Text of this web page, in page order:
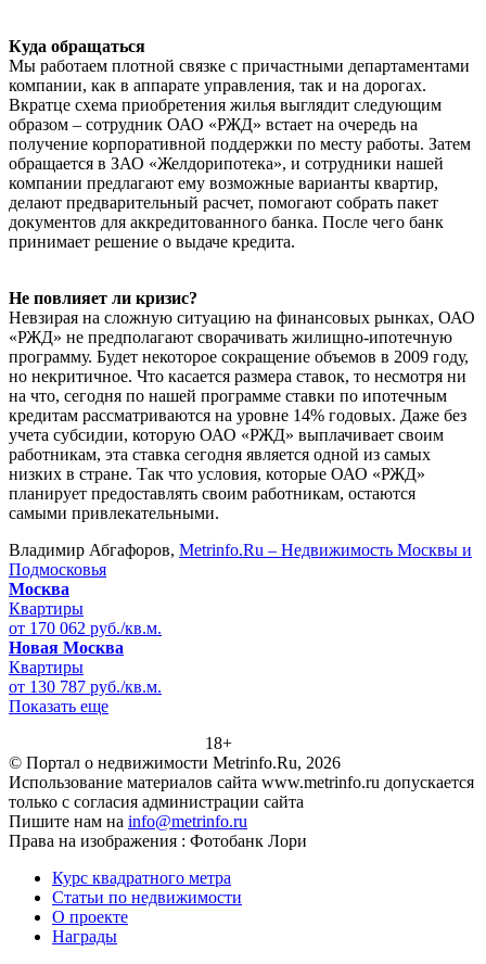
Куда обращаться
Мы работаем плотной связке с причастными департаментами
компании, как в аппарате управления, так и на дорогах.
Вкратце схема приобретения жилья выглядит следующим
образом – сотрудник ОАО «РЖД» встает на очередь на
получение корпоративной поддержки по месту работы. Затем
обращается в ЗАО «Желдорипотека», и сотрудники нашей
компании предлагают ему возможные варианты квартир,
делают предварительный расчет, помогают собрать пакет
документов для аккредитованного банка. После чего банк
принимает решение о выдаче кредита.
Не повлияет ли кризис?
Невзирая на сложную ситуацию на финансовых рынках, ОАО
«РЖД» не предполагают сворачивать жилищно-ипотечную
программу. Будет некоторое сокращение объемов в 2009 году,
но некритичное. Что касается размера ставок, то несмотря ни
на что, сегодня по нашей программе ставки по ипотечным
кредитам рассматриваются на уровне 14% годовых. Даже без
учета субсидии, которую ОАО «РЖД» выплачивает своим
работникам, эта ставка сегодня является одной из самых
низких в стране. Так что условия, которые ОАО «РЖД»
планирует предоставлять своим работникам, остаются
самыми привлекательными.
Владимир Абгафоров, Metrinfo.Ru – Недвижимость Москвы и
Подмосковья
Москва
Квартиры
от 170 062 руб./кв.м.
Новая Москва
Квартиры
от 130 787 руб./кв.м.
Показать еще
18+
© Портал о недвижимости Metrinfo.Ru, 2026
Использование материалов сайта www.metrinfo.ru допускается
только с согласия администрации сайта
Пишите нам на info@metrinfo.ru
Права на изображения : Фотобанк Лори
Курс квадратного метра
Статьи по недвижимости
О проекте
Награды